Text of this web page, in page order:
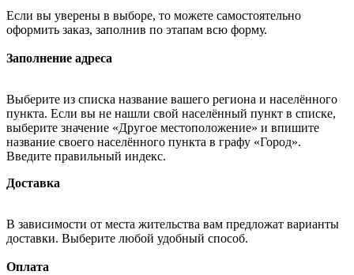
Если вы уверены в выборе, то можете самостоятельно
оформить заказ, заполнив по этапам всю форму.
Заполнение адреса
Выберите из списка название вашего региона и населённого
пункта. Если вы не нашли свой населённый пункт в списке,
выберите значение «Другое местоположение» и впишите
название своего населённого пункта в графу «Город».
Введите правильный индекс.
Доставка
В зависимости от места жительства вам предложат варианты
доставки. Выберите любой удобный способ.
Оплата